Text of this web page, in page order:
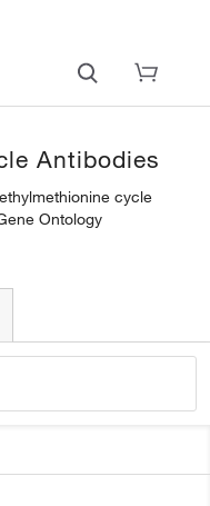
Antibodies
cycle
Ontology